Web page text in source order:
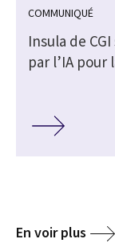
COMMUNIQUÉ
Insula de
par l’IA pour
En voir plus